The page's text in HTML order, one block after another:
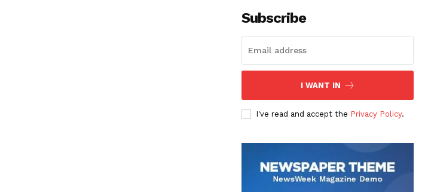
Subscribe
I WANT IN
I've read and accept the Privacy Policy.